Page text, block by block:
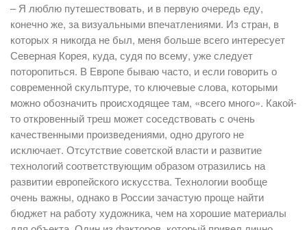
– Я люблю путешествовать, и в первую очередь еду,
конечно же, за визуальными впечатлениями. Из стран, в
которых я никогда не был, меня больше всего интересует
Северная Корея, куда, судя по всему, уже следует
поторопиться. В Европе бываю часто, и если говорить о
современной скульптуре, то ключевые слова, которыми
можно обозначить происходящее там, «всего много». Какой-
то откровенный треш может соседствовать с очень
качественными произведениями, одно другого не
исключает. Отсутствие советской власти и развитие
технологий соответствующим образом отразились на
развитии европейского искусства. Технологии вообще
очень важны, однако в России зачастую проще найти
бюджет на работу художника, чем на хорошие материалы